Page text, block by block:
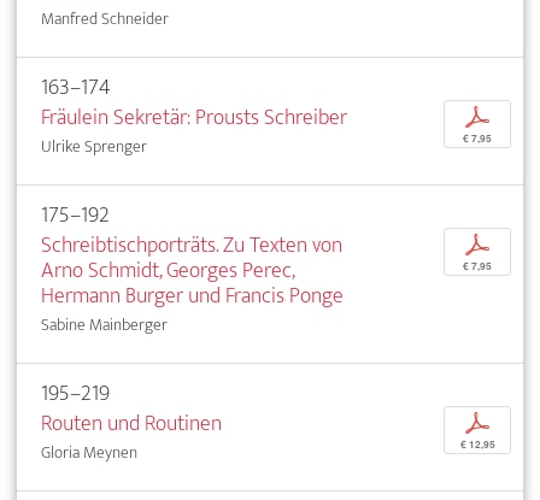
Manfred Schneider
163–174
Fräulein Sekretär: Prousts Schreiber
Ulrike Sprenger
p
€ 7,95
175–192
Schreibtischporträts. Zu Texten von
Arno Schmidt, Georges Perec,
Hermann Burger und Francis Ponge
Sabine Mainberger
p
€ 7,95
195–219
Routen und Routinen
Gloria Meynen
p
€ 12,95